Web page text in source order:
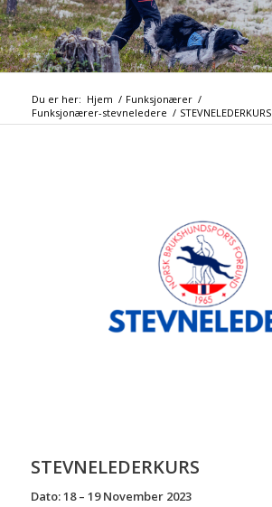
Du er her: Hjem / Funksjonærer /
Funksjonærer-stevneledere / STEVNELEDERKURS
STEVNELEDERKURS
Dato: 18 – 19 November 2023